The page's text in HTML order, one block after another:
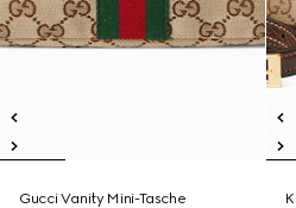
Gucci Vanity Mini-Tasche